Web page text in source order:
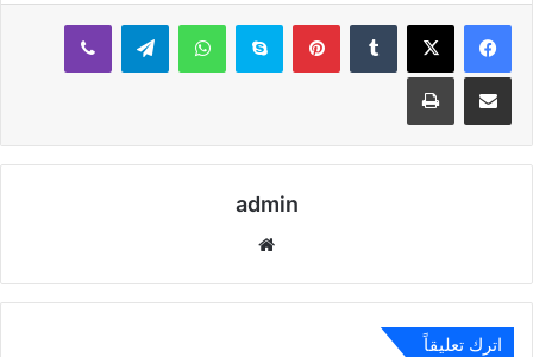
بينتيريستسكايب واتساب تيلقرام ڤايبر
مشاركة عبر البريد طباعة
admin
اترك تعليقاً